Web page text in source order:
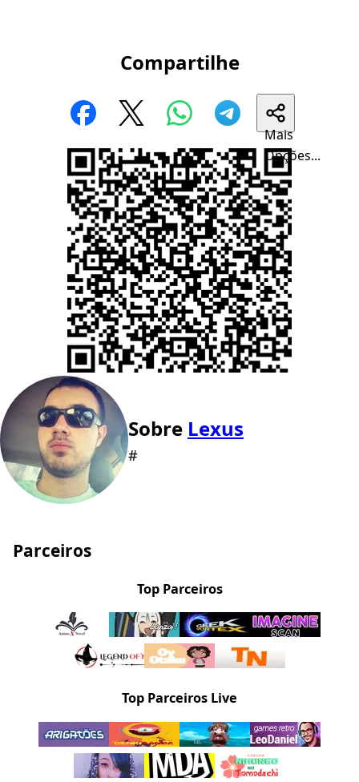
Compartilhe
Mais
Opções...
Sobre Lexus
#
Parceiros
Top Parceiros
Top Parceiros Live